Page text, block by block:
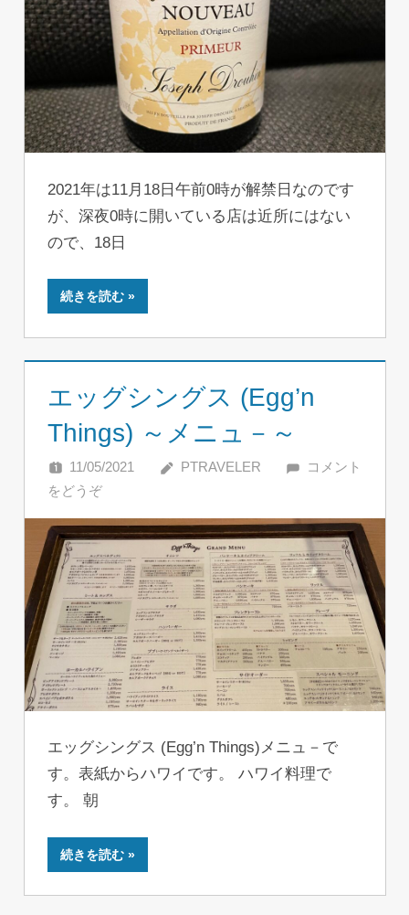
2021年は11月18日午前0時が解禁日なのです
が、深夜0時に開いている店は近所にはない
ので、18日
続きを読む
エッグシングス (Egg’n
Things) ～メニュ－～
11/05/2021 PTRAVELER
コメント
をどうぞ
エッグシングス (Egg’n Things)メニュ－で
す。表紙からハワイです。 ハワイ料理で
す。 朝
続きを読む